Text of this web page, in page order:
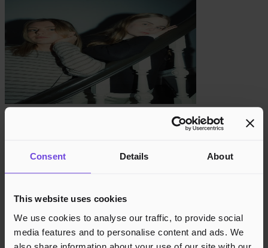
Consent Details About
This website uses cookies
We use cookies to analyse our traffic, to provide social
media features and to personalise content and ads. We